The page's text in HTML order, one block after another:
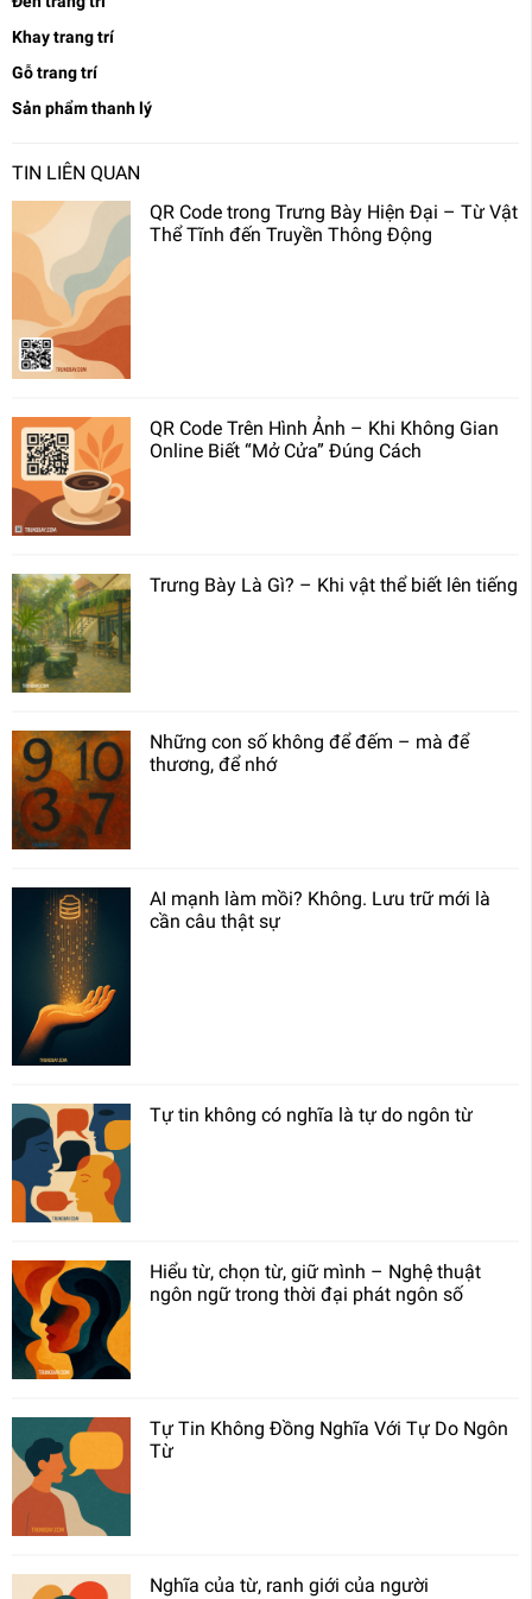
Khay trang trí
Gỗ trang trí
Sản phẩm thanh lý
TIN LIÊN QUAN
QR Code trong Trưng Bày Hiện Đại – Từ Vật
Thể Tĩnh đến Truyền Thông Động
QR Code Trên Hình Ảnh – Khi Không Gian
Online Biết “Mở Cửa” Đúng Cách
Trưng Bày Là Gì? – Khi vật thể biết lên tiếng
Những con số không để đếm – mà để
thương, để nhớ
AI mạnh làm mồi? Không. Lưu trữ mới là
cần câu thật sự
Tự tin không có nghĩa là tự do ngôn từ
Hiểu từ, chọn từ, giữ mình – Nghệ thuật
ngôn ngữ trong thời đại phát ngôn số
Tự Tin Không Đồng Nghĩa Với Tự Do Ngôn
Từ
Nghĩa của từ, ranh giới của người